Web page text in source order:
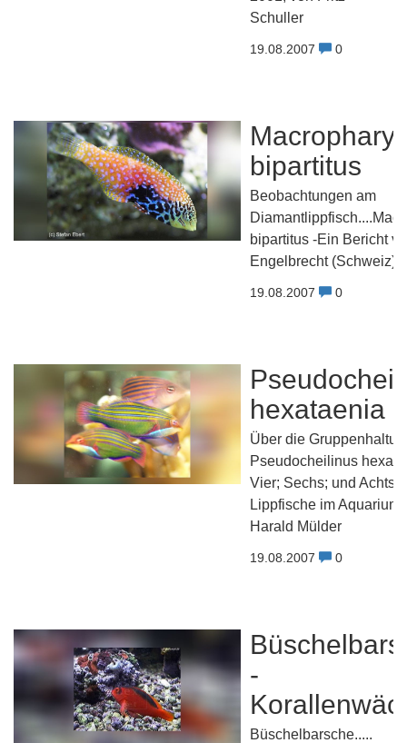
Schuller
19.08.2007 0
bipartitus
Beobachtungen am
bipartitus -Ein Bericht
Engelbrecht (Schweiz)
19.08.2007 0
hexataenia
Über die
Pseudocheilinus
Vier; Sechs; und
Lippfische im Aquarium
Harald Mülder
19.08.2007 0
-
Büschelbarsche.....